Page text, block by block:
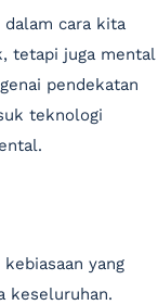
cara kita
tetapi juga mental
pendekatan
teknologi
yang
keseluruhan.